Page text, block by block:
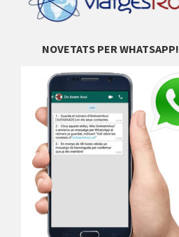
NOVETATS PER WHATSAPP!